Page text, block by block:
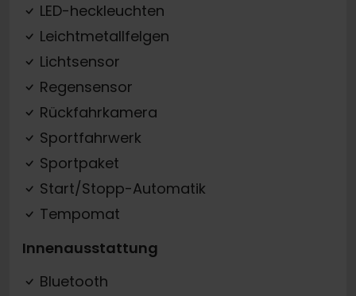
LED-heckleuchten
Leichtmetallfelgen
Lichtsensor
Regensensor
Rückfahrkamera
Sportfahrwerk
Sportpaket
Start/Stopp-Automatik
Tempomat
Innenausstattung
Bluetooth